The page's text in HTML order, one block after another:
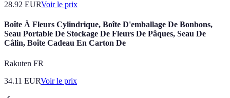
28.92 EURVoir le prix
Boîte À Fleurs Cylindrique, Boîte D'emballage De Bonbons,
Seau Portable De Stockage De Fleurs De Pâques, Seau De
Câlin, Boîte Cadeau En Carton De
Rakuten FR
34.11 EURVoir le prix